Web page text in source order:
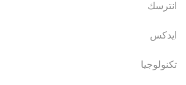
انترسك
ايدكس
تكنولوجيا